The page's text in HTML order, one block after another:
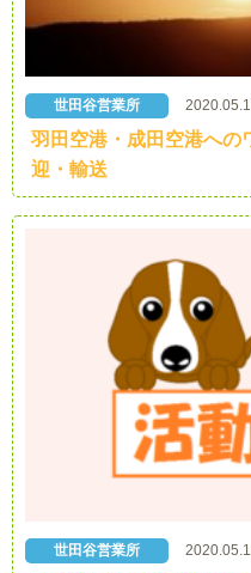
世田谷営業所
羽田空港・成田空港への
迎・輸送
世田谷営業所